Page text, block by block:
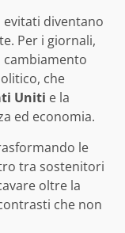
evitati diventano
Per i giornali,
che
Uniti e la
ed economia.
le
tra sostenitori
oltre la
che non